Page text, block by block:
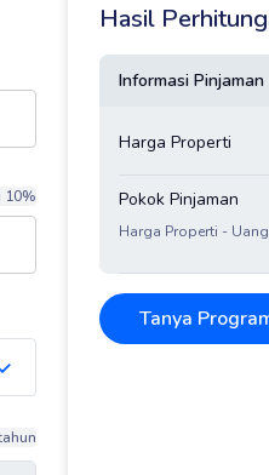
10%
Hasil
Informasi Pinjaman
Harga Properti
Pokok Pinjaman
Harga Properti -
Tanya